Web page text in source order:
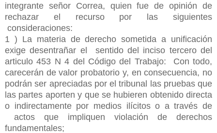
integrante señor Correa, quien fue de opinión de
rechazar el recurso por las siguientes
consideraciones:
1 ) La materia de derecho sometida a unificación
exige desentrañar el sentido del inciso tercero del
articulo 453 N 4 del Código del Trabajo: Con todo,
carecerán de valor probatorio y, en consecuencia, no
podrán ser apreciadas por el tribunal las pruebas que
las partes aporten y que se hubieren obtenido directa
o indirectamente por medios ilícitos o a través de
actos que impliquen violación de derechos
fundamentales;